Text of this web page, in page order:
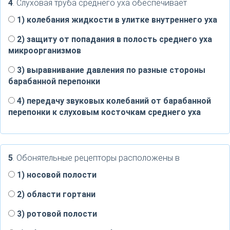
4. Слуховая труба среднего уха обеспечивает
1) колебания жидкости в улитке внутреннего уха
2) защиту от попадания в полость среднего уха
микроорганизмов
3) выравнивание давления по разные стороны
барабанной перепонки
4) передачу звуковых колебаний от барабанной
перепонки к слуховым косточкам среднего уха
5. Обонятельные рецепторы расположены в
1) носовой полости
2) области гортани
3) ротовой полости